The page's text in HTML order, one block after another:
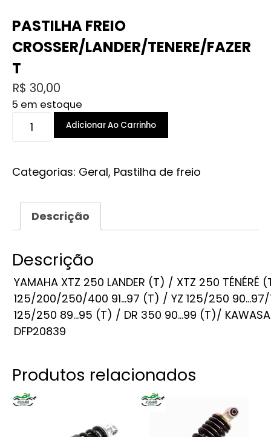
PASTILHA FREIO
CROSSER/LANDER/TENERE/FAZER
T
R$ 30,00
5 em estoque
PASTILHA
FREIO
T
Adicionar Ao Carrinho
Categorias: Geral, Pastilha de freio
Descrição
Descrição
YAMAHA XTZ 250 LANDER (T) / XTZ 250
125/200/250/400 91…97 (T) / YZ 125/250
125/250 89…95 (T) / DR 350 90…99 (T)/
DFP20839
Produtos relacionados